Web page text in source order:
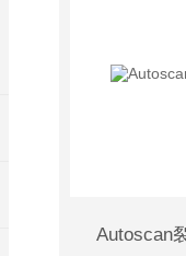
Autoscan